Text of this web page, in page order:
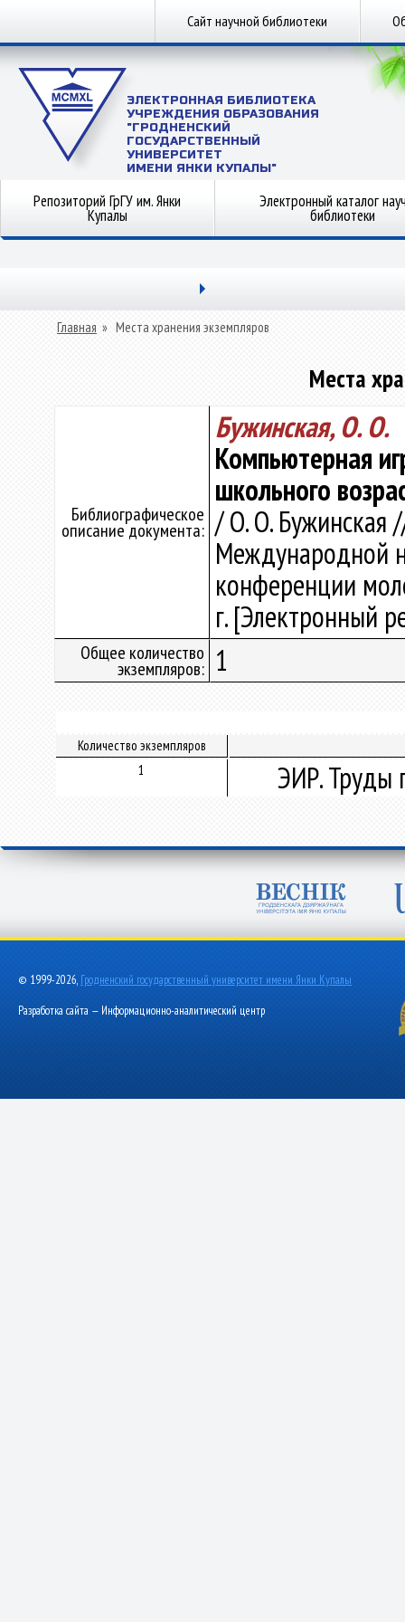
Сайт научной библиотеки
ЭЛЕКТРОННАЯ БИБЛИОТЕКА
УЧРЕЖДЕНИЯ ОБРАЗОВАНИЯ
"ГРОДНЕНСКИЙ
ГОСУДАРСТВЕННЫЙ
УНИВЕРСИТЕТ
ИМЕНИ ЯНКИ КУПАЛЫ"
Репозиторий ГрГУ им. Янки
Купалы
Электронный каталог
библиотеки
Главная » Места хранения экземпляров
Места
Библиографическое
описание документа:
Бужинская, О. О.
Компьютерная
школьного
/ О. О. Бужинская
Международной
конференции
г. [Электронный
Общее количество
экземпляров: 1
Количество экземпляров
1
ЭИР. Труды
© 1999-2026, Гродненский государственный университет имени Янки Купалы
Разработка сайта — Информационно-аналитический центр